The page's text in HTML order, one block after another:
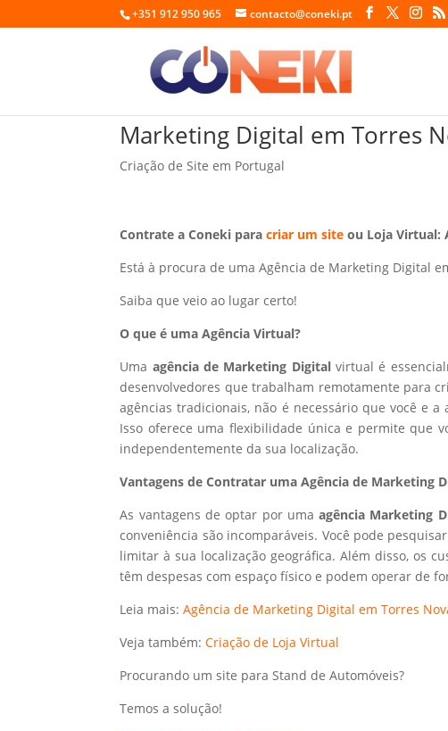
+351 912 950 965 contacto@coneki.pt
Marketing Digital em Torres
Criação de Site em Portugal
Contrate a Coneki paracriar um site ou Loja Virtual:
Está à procura de uma Agência de Marketing Digital
Saiba que veio ao lugar certo!
O que é uma Agência Virtual?
Uma agência de Marketing Digital virtual é
desenvolvedores que trabalham remotamente para
agências tradicionais, não é necessário que você e
Isso oferece uma flexibilidade única e permite que
independentemente da sua localização.
Vantagens de Contratar uma Agência de Marketing
As vantagens de optar por umaagência Marketing
conveniência são incomparáveis. Você pode
limitar à sua localização geográfica. Além disso, os
têm despesas com espaço físico e podem operar de
Leia mais:Agência de Marketing Digital em Torres
Veja também:Criação de Loja Virtual
Procurando um site para Stand de Automóveis?
Temos a solução!